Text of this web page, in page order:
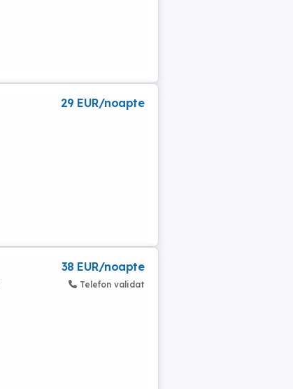
29 EUR/noapte
38 EUR/noapte
Telefon validat